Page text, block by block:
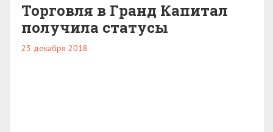
Торговля в Гранд Капитал
получила статусы
23 декабря 2018